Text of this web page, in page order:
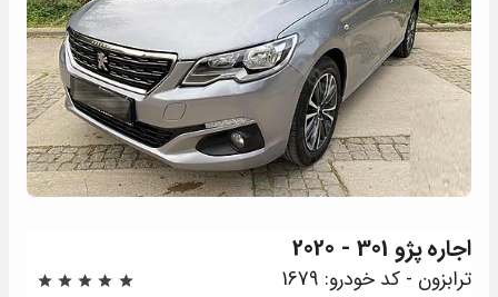
اجارهپژو 301 - 2020
ترابزون - کد خودرو: 1679